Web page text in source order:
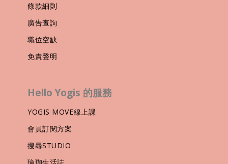
條款細則
廣告查詢
職位空缺
免責聲明
Hello Yogis 的服務
YOGIS MOVE線上課
會員訂閱方案
搜尋STUDIO